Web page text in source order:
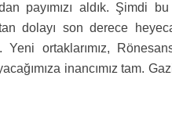
payımızı aldık. Şimdi
dolayı son derece
Yeni ortaklarımız,
inancımız tam.